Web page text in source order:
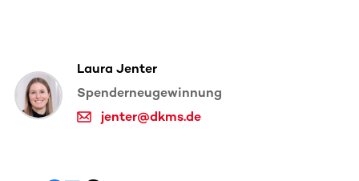
Laura Jenter
Spenderneugewinnung
jenter@dkms.de